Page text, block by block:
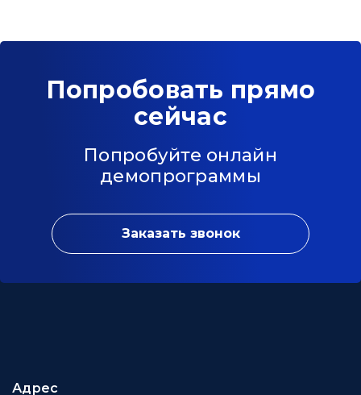
Попробовать прямо
сейчас
Попробуйте онлайн
демопрограммы
Заказать звонок
Адрес